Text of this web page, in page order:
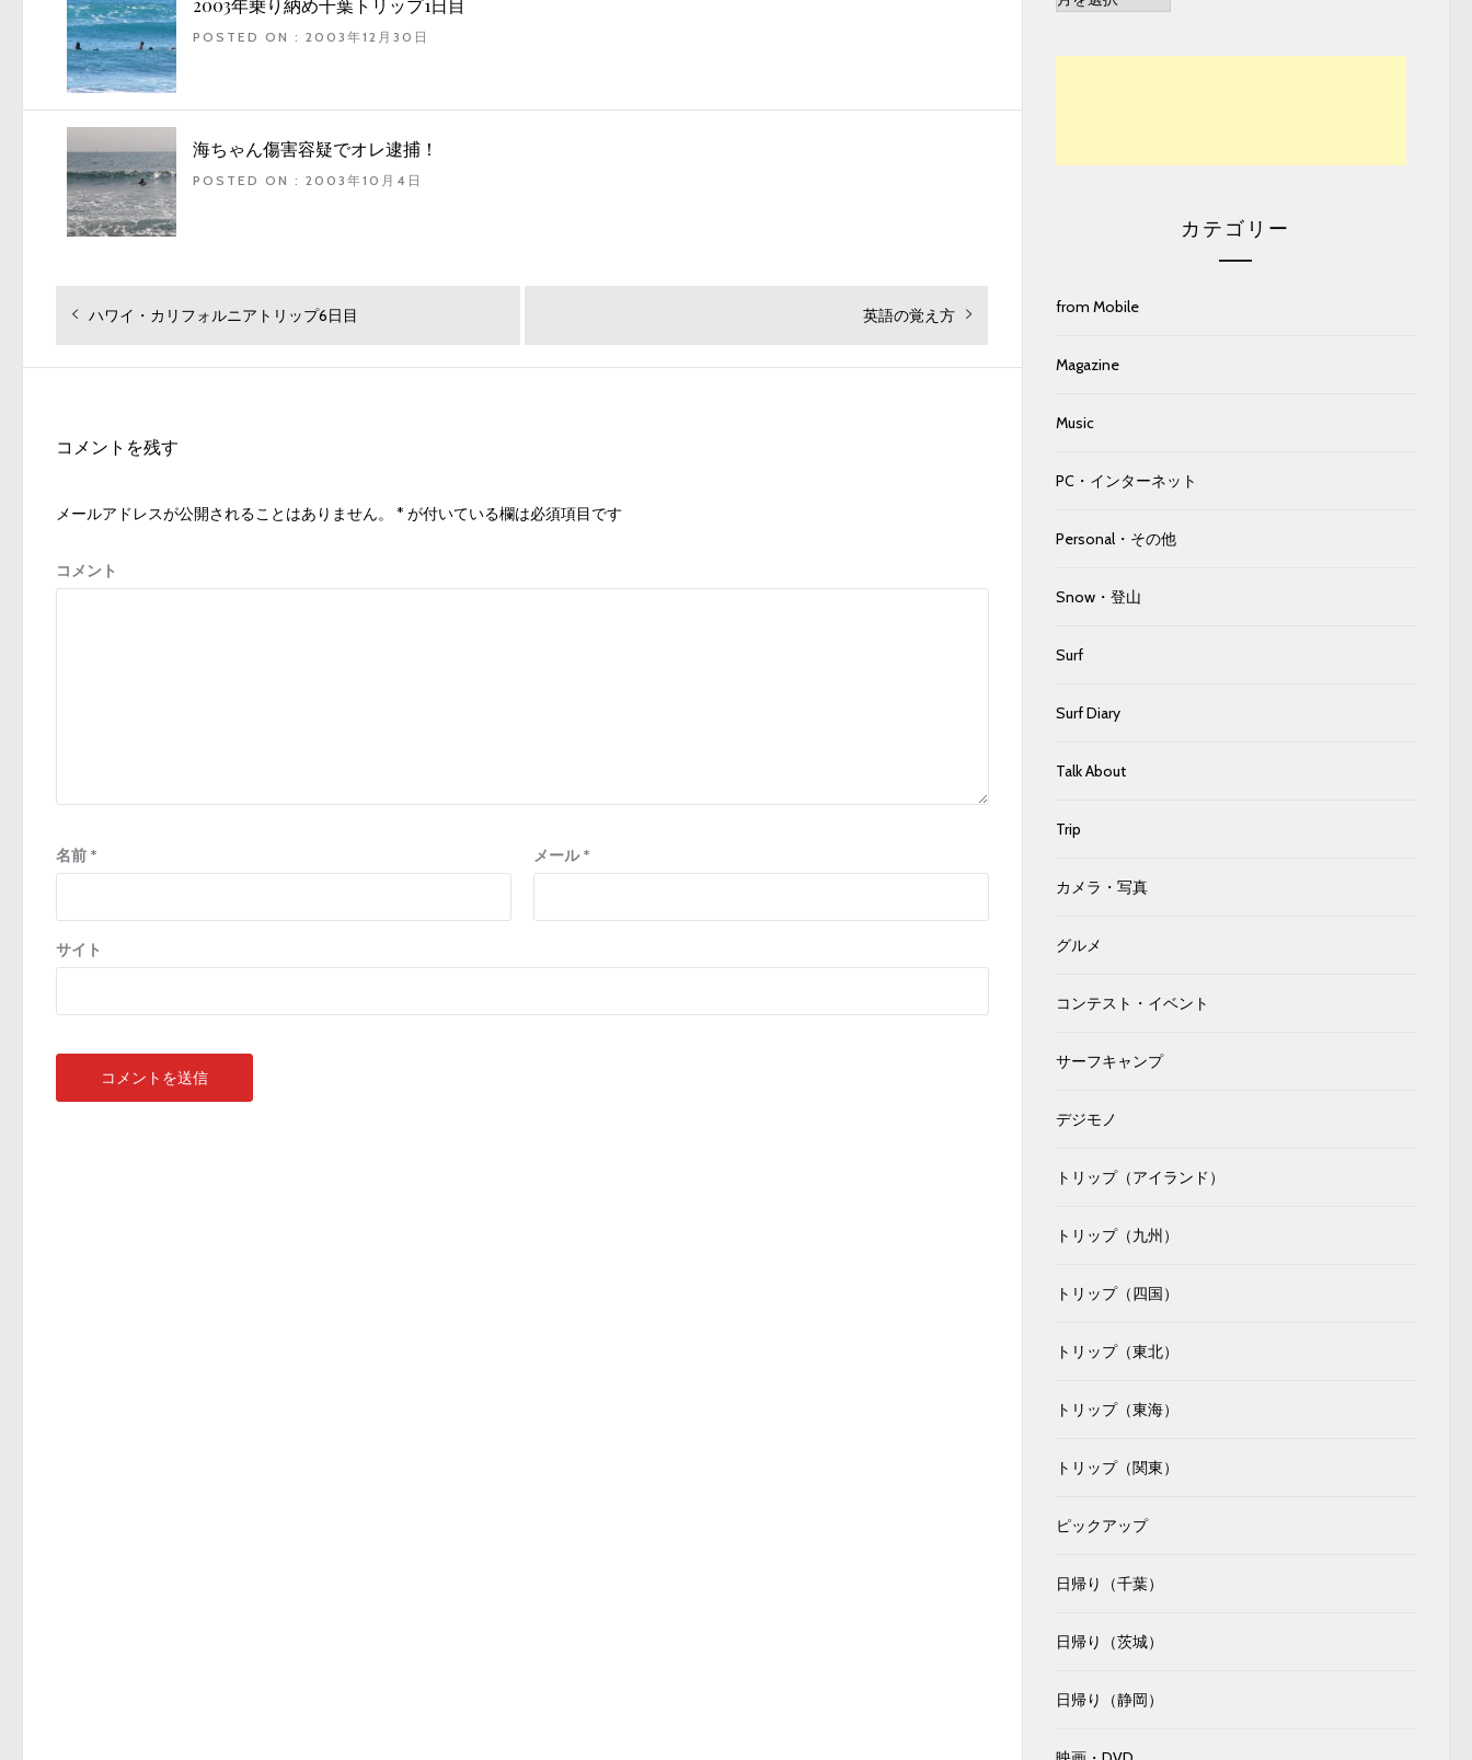
2003年乗り納め千葉トリップ1日目
POSTED ON : 2003年12月30日
海ちゃん傷害容疑でオレ逮捕！
POSTED ON : 2003年10月4日
投
ゲ
シ
ン
過
の
ハワイ・カリフォルニアトリップ6日目
次
投
英語の覚え方
コメントを残す
メールアドレスが公開されることはありません。 * が付いている欄は必須項目です
コメント
名前 * メール*
サイト
カテゴリー
from Mobile
Magazine
Music
PC・インターネット
Personal・その他
Snow・登山
Surf
Surf Diary
Talk About
Trip
カメラ・写真
グルメ
コンテスト・イベント
サーフキャンプ
デジモノ
トリップ（アイランド）
トリップ（九州）
トリップ（四国）
トリップ（東北）
トリップ（東海）
トリップ（関東）
ピックアップ
日帰り（千葉）
日帰り（茨城）
日帰り（静岡）